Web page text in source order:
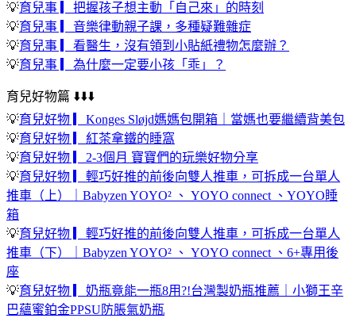
💡育兒事 ▎把握孩子想主動「自己來」的時刻
💡育兒事 ▎音樂律動親子課，多種疑難雜症
💡育兒事 ▎看醫生，沒有領到小貼紙禮物怎麼辦？
💡育兒事 ▎為什麼一定要小孩「乖」？
育兒好物篇 ⬇️⬇️⬇️
💡育兒好物 ▎Konges Sløjd媽媽包開箱｜當媽也要繼續背美包
💡育兒好物 ▎紅茶拿鐵的睡窩
💡育兒好物 ▎2-3個月 寶寶們的玩樂好物分享
💡育兒好物 ▎輕巧好推的前後向雙人推車，可拆成一台單人
推車（上）｜Babyzen YOYO² 、 YOYO connect 、YOYO睡
箱
💡育兒好物 ▎輕巧好推的前後向雙人推車，可拆成一台單人
推車（下）｜Babyzen YOYO² 、 YOYO connect 、6+專用後
座
💡育兒好物 ▎奶瓶竟能一瓶8用?!台灣製奶瓶推薦｜小獅王辛
巴蘊蜜鉑金PPSU防脹氣奶瓶